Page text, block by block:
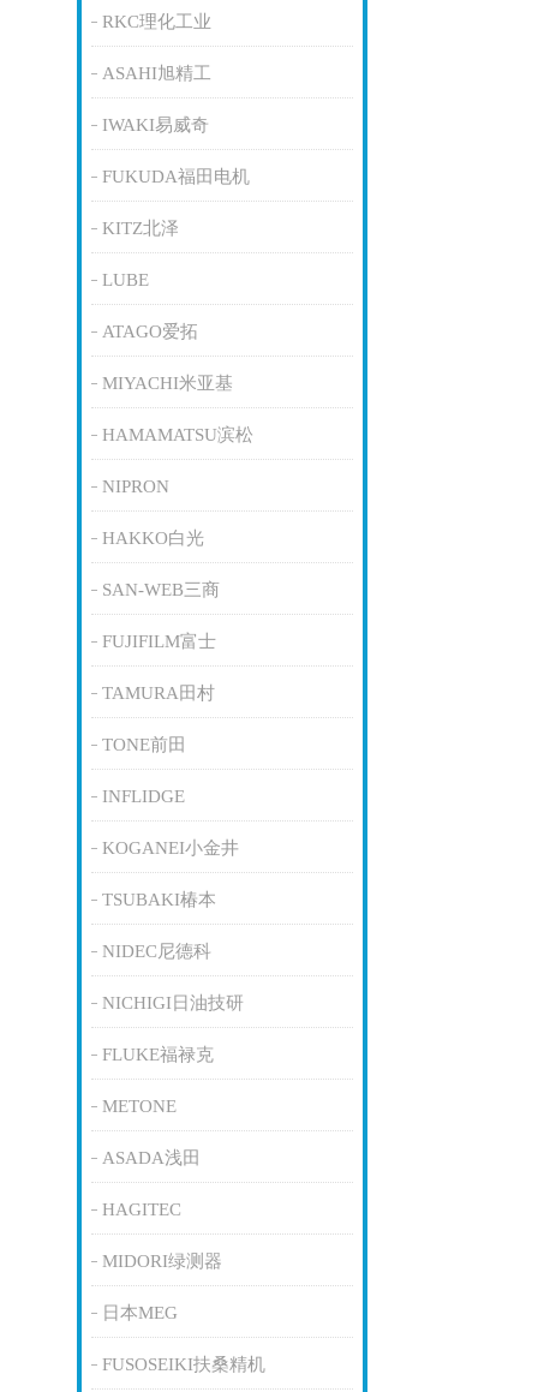
RKC理化工业
ASAHI旭精工
IWAKI易威奇
FUKUDA福田电机
KITZ北泽
LUBE
ATAGO爱拓
MIYACHI米亚基
HAMAMATSU滨松
NIPRON
HAKKO白光
SAN-WEB三商
FUJIFILM富士
TAMURA田村
TONE前田
INFLIDGE
KOGANEI小金井
TSUBAKI椿本
NIDEC尼德科
NICHIGI日油技研
FLUKE福禄克
METONE
ASADA浅田
HAGITEC
MIDORI绿测器
日本MEG
FUSOSEIKI扶桑精机